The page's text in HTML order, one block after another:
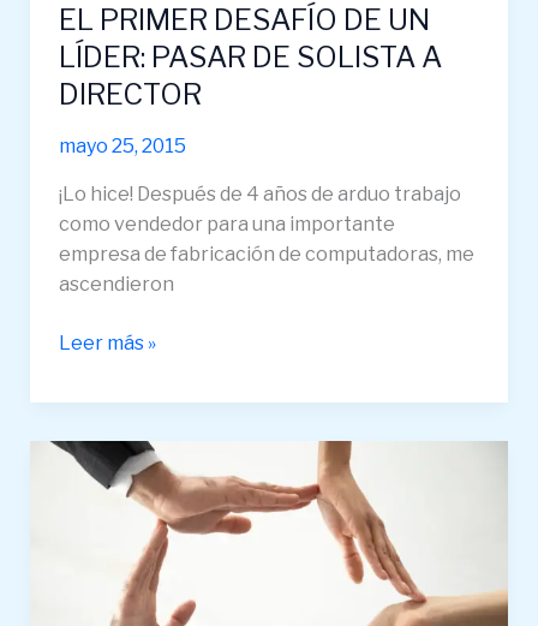
EL PRIMER DESAFÍO DE UN
LÍDER: PASAR DE SOLISTA A
DIRECTOR
mayo 25, 2015
¡Lo hice! Después de 4 años de arduo trabajo
como vendedor para una importante
empresa de fabricación de computadoras, me
ascendieron
Leer más »
5
FORMAS
EXPANDIR
CÍRCULO